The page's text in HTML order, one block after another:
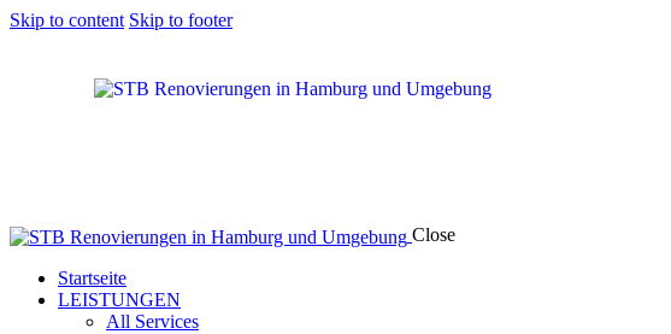
Skip to content Skip to footer
Close
Startseite
LEISTUNGEN
All Services